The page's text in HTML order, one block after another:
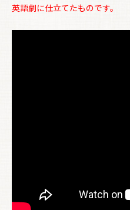
英語劇に仕立てたものです。